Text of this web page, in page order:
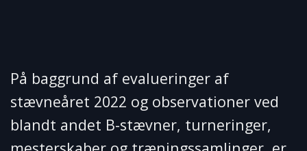
På baggrund af evalueringer af
stævneåret 2022 og observationer ved
blandt andet B-stævner, turneringer,